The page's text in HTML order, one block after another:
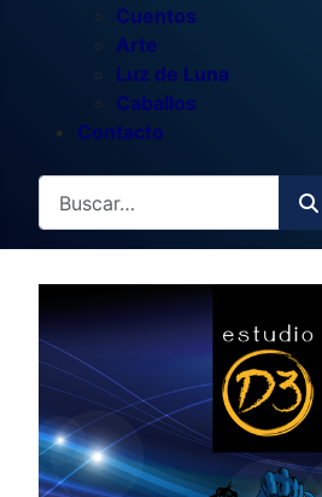
Cuentos
Arte
Luz de Luna
Caballos
Contacto
Buscar